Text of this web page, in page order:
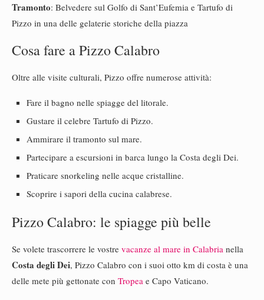
Tramonto: Belvedere sul Golfo di Sant’Eufemia e Tartufo di
Pizzo in una delle gelaterie storiche della piazza
Cosa fare a Pizzo Calabro
Oltre alle visite culturali, Pizzo offre numerose attività:
Fare il bagno nelle spiagge del litorale.
Gustare il celebre Tartufo di Pizzo.
Ammirare il tramonto sul mare.
Partecipare a escursioni in barca lungo la Costa degli Dei.
Praticare snorkeling nelle acque cristalline.
Scoprire i sapori della cucina calabrese.
Pizzo Calabro: le spiagge più belle
Se volete trascorrere le vostre vacanze al mare in Calabria nella
Costa degli Dei, Pizzo Calabro con i suoi otto km di costa è una
delle mete più gettonate con Tropea e Capo Vaticano.